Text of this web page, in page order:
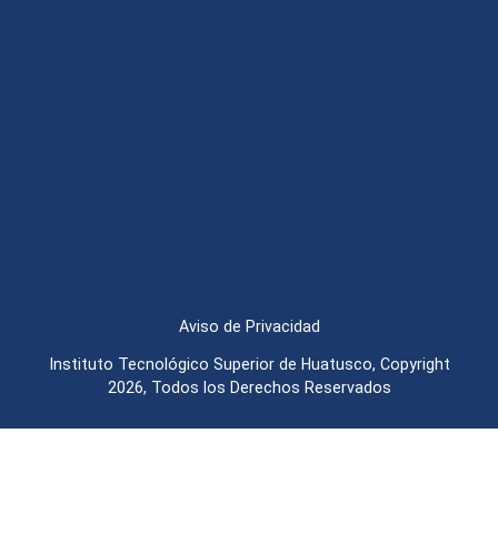
Aviso de Privacidad
Instituto Tecnológico Superior de Huatusco, Copyright
2026, Todos los Derechos Reservados